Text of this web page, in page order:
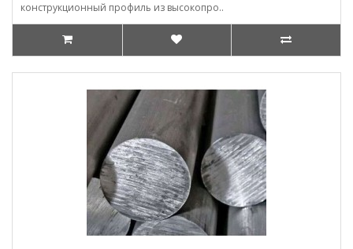
конструкционный профиль из высокопро..